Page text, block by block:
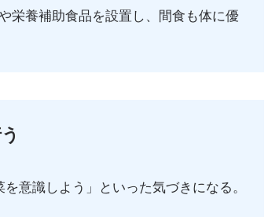
栄養補助食品を設置し、間食も体に優
意識しよう」といった気づきになる。